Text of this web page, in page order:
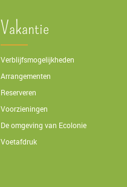
Vakantie
Verblijfsmogelijkheden
Arrangementen
Reserveren
Voorzieningen
De omgeving van Ecolonie
Voetafdruk